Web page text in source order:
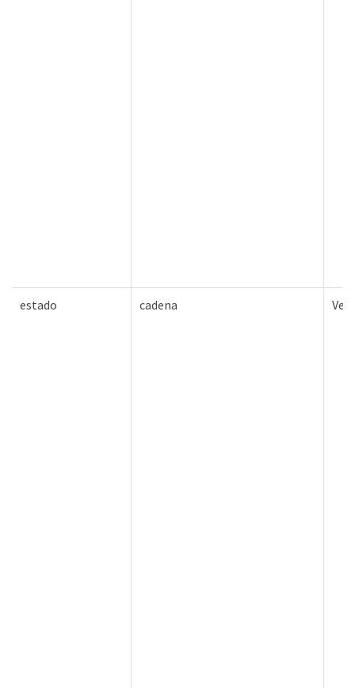
estado cadena